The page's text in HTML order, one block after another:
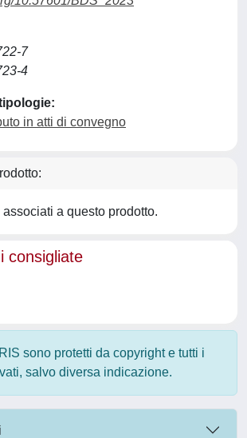
7
4
in atti di convegno
a questo prodotto.
consigliate
sono protetti da copyright e tutti i
salvo diversa indicazione.